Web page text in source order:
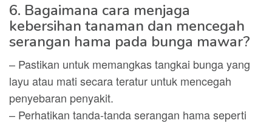
6. Bagaimana cara menjaga
kebersihan tanaman dan mencegah
serangan hama pada bunga mawar?
– Pastikan untuk memangkas tangkai bunga yang
layu atau mati secara teratur untuk mencegah
penyebaran penyakit.
– Perhatikan tanda-tanda serangan hama seperti